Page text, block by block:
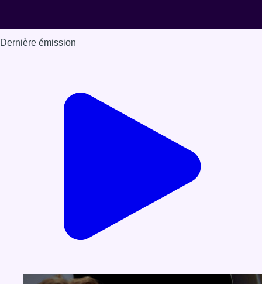
Dernière émission